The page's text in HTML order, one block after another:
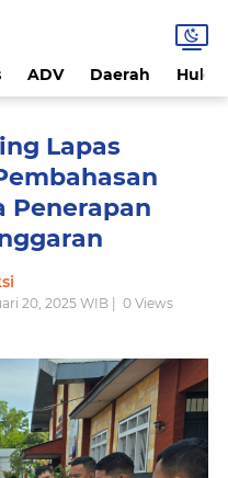
ADV Daerah
Lapas
Penerapan
20, 2025 WIB | 0Views